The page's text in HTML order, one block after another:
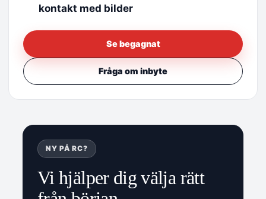
kontakt med bilder
Se begagnat
Fråga om inbyte
NY PÅ RC?
Vi hjälper dig välja rätt